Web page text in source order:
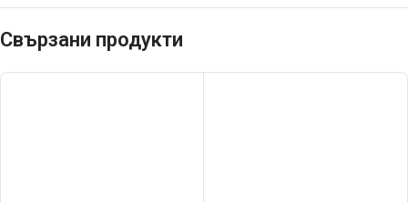
Свързани продукти